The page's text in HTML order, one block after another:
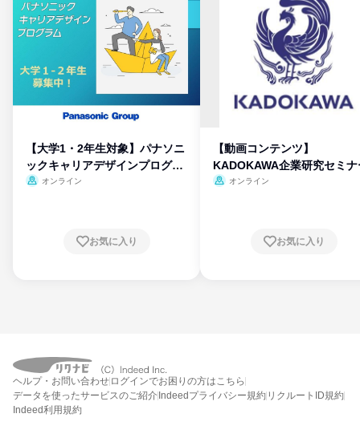
【大学1・2年生対象】パナソニ
ックキャリアデザインプログラ
ム
オンライン
お気に入り
【動画コンテンツ】
KADOKAWA企業研究セミナ
オンライン
お気に入り
ヘルプ・お問い合わせ ログインでお困りの方はこちら
データを使ったサービスのご紹介 Indeedプライバシー規約 リクルートID規約
Indeed利用規約